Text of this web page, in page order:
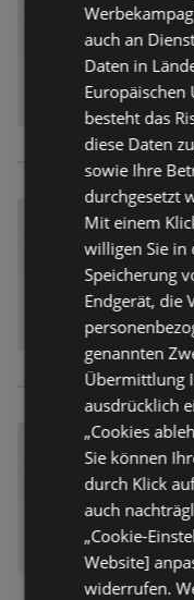
auch an
Daten in
besteht das
diese Daten
sowie Ihre
durchgesetzt
Mit einem
willigen Sie
Speicherung
Endgerät, die
genannten
Übermittlung
ausdrücklich
„Cookies
Sie können
durch Klick
auch
„Cookie-
Website]
widerrufen.